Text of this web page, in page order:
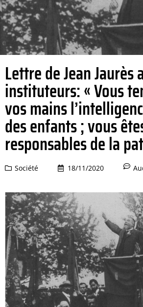
Lettre de Jean Jaurès
instituteurs: « Vous
vos mains
des enfants ; vous
responsables de la
Société 18/11/2020